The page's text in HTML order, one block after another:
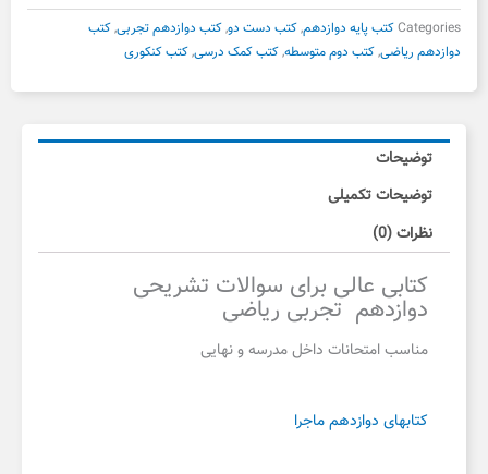
دست
دوم
عدد
Categoriesکتب پایه دوازدهم,کتب دست دو,کتب دوازدهم تجربی,کتب
دوازدهم ریاضی,کتب دوم متوسطه,کتب کمک درسی,کتب کنکوری
توضیحات
توضیحات تکمیلی
نظرات (0)
کتابی عالی برای سوالات تشریحی
دوازدهم تجربی ریاضی
مناسب امتحانات داخل مدرسه و نهایی
کتابهای دوازدهم ماجرا